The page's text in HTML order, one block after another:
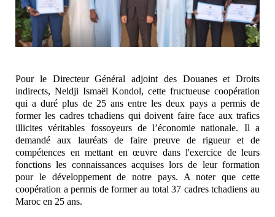
Pour le Directeur Général adjoint des Douanes et Droits
indirects, Neldji Ismaël Kondol, cette fructueuse coopération
qui a duré plus de 25 ans entre les deux pays a permis de
former les cadres tchadiens qui doivent faire face aux trafics
illicites véritables fossoyeurs de l’économie nationale. Il a
demandé aux lauréats de faire preuve de rigueur et de
compétences en mettant en œuvre dans l'exercice de leurs
fonctions les connaissances acquises lors de leur formation
pour le développement de notre pays. A noter que cette
coopération a permis de former au total 37 cadres tchadiens au
Maroc en 25 ans.